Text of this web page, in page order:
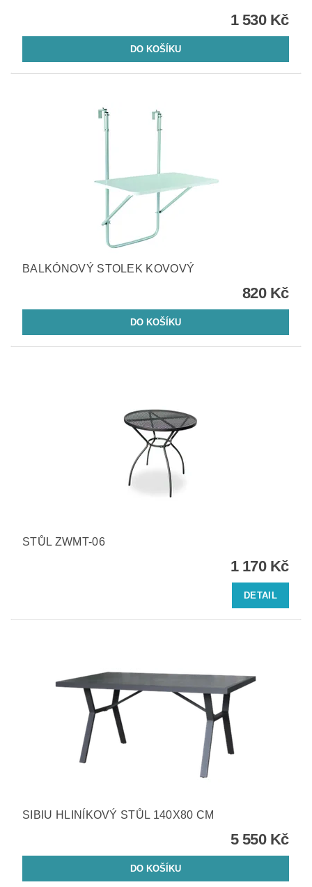
1 530 Kč
BALKÓNOVÝ STOLEK KOVOVÝ
820 Kč
STŮL ZWMT-06
1 170 Kč
DETAIL
SIBIU HLINÍKOVÝ STŮL 140X80 CM
5 550 Kč